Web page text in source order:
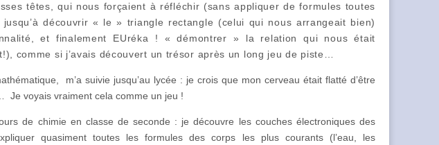
têtes, qui nous forçaient à réfléchir (sans appliquer de formules toutes
découvrir « le » triangle rectangle (celui qui nous arrangeait bien)
et finalement EUréka ! « démontrer » la relation qui nous était
comme si j’avais découvert un trésor après un long jeu de piste…
m’a suivie jusqu’au lycée : je crois que mon cerveau était flatté d’être
Je voyais vraiment cela comme un jeu !
de chimie en classe de seconde : je découvre les couches électroniques des
quasiment toutes les formules des corps les plus courants (l’eau, les